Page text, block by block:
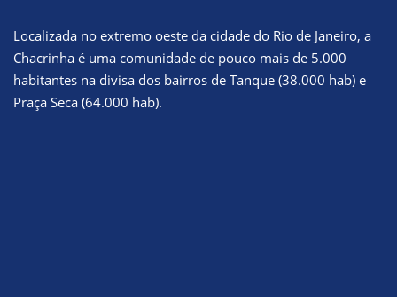
Localizada no extremo oeste da cidade do Rio de Janeiro, a
Chacrinha é uma comunidade de pouco mais de 5.000
habitantes na divisa dos bairros de Tanque (38.000 hab) e
Praça Seca (64.000 hab).